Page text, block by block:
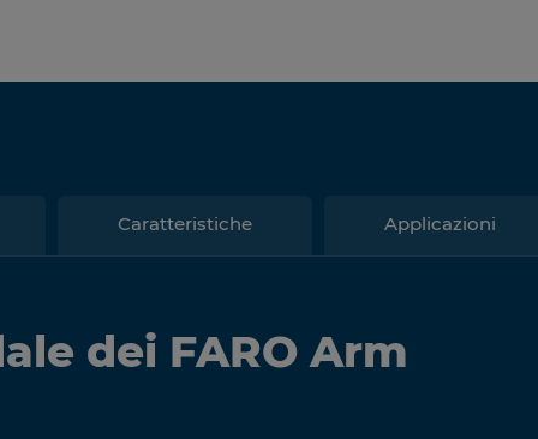
Caratteristiche Applicazioni
dei FARO Arm